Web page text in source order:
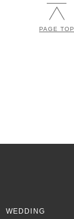
PAGE TOP
WEDDING